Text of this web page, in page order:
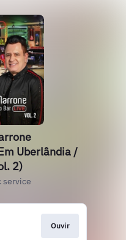
Uberlândia /
2)
service
Ouvir